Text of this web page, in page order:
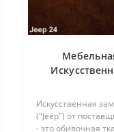
Искусственная
("Jeep") от
- это обивочная